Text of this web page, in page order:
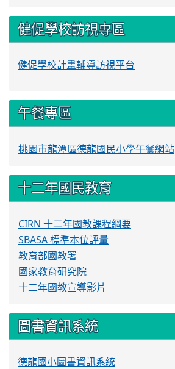
健促學校訪視專區
健促學校計畫輔導訪視平台
午餐專區
桃園市龍潭區德龍國民小學午餐網站
十二年國民教育
CIRN 十二年國教課程綱要
SBASA 標準本位評量
教育部國教署
國家教育研究院
十二年國教宣導影片
圖書資訊系統
德龍國小圖書資訊系統